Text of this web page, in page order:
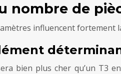
nombre de
influencent
bien plus cher qu’un T3